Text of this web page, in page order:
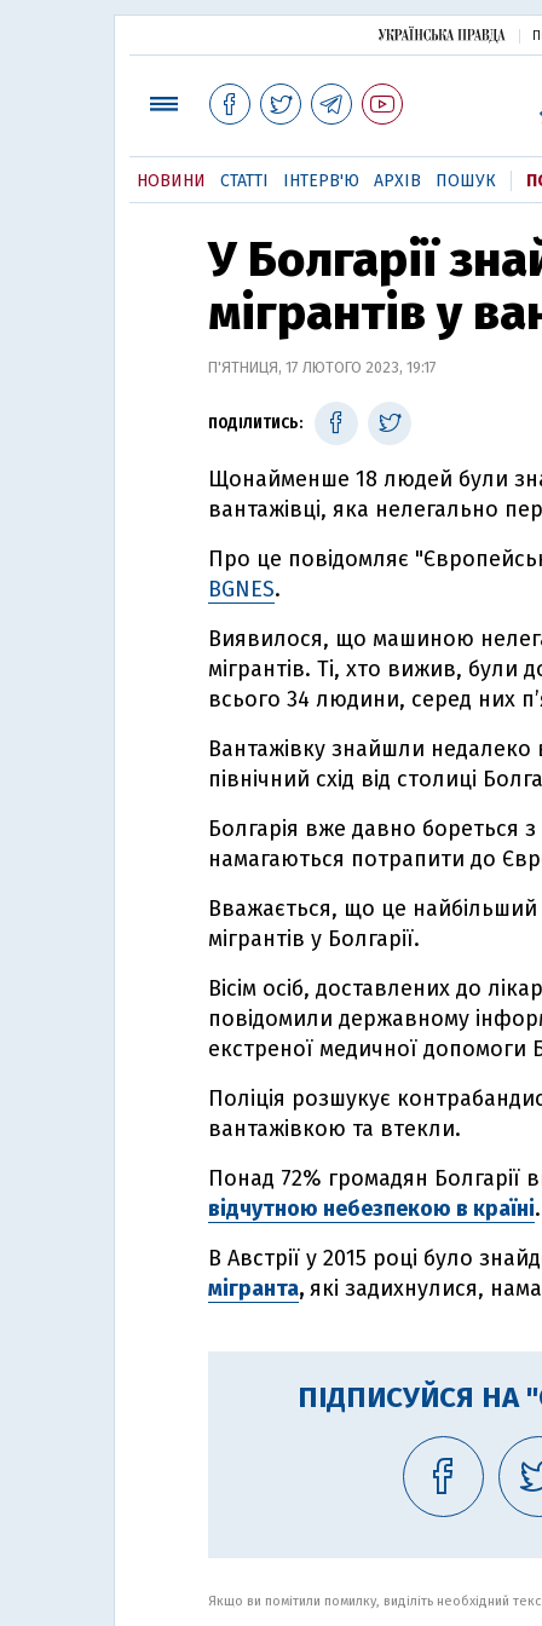
НОВИНИ СТАТТІ ІНТЕРВ'Ю АРХІВ ПОШУК
У Болгарії
мігрантів у
П'ЯТНИЦЯ, 17 ЛЮТОГО 2023, 19:17
ПОДІЛИТИСЬ:
Щонайменше 18 людей були
вантажівці, яка нелегально
Про це повідомляє
BGNES.
Виявилося, що машиною
мігрантів. Ті, хто вижив, були
всього 34 людини, серед них
Вантажівку знайшли недалеко
північний схід від столиці
Болгарія вже давно бореться
намагаються потрапити до
Вважається, що це
мігрантів у Болгарії.
Вісім осіб, доставлених до
повідомили державному
екстреної медичної допомоги
Поліція розшукує
вантажівкою та втекли.
Понад 72% громадян Болгарії
відчутною небезпекою в країні.
В Австрії у 2015 році було
мігранта, які задихнулися,
ПІДПИСУЙСЯ НА
Якщо ви помітили помилку, виділіть необхідний